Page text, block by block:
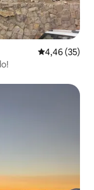
4,46 ud af 5 i
4,46 (35)